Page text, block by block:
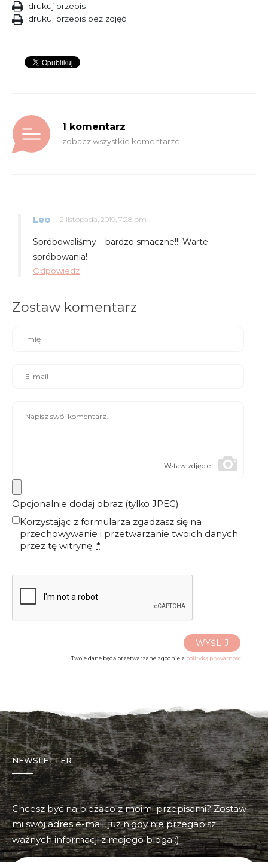
drukuj przepis
drukuj przepis bez zdjęć
1 komentarz
zobacz wszystkie komentarze
Leo 2 listopada, 2019, 7:28 pm
Spróbowaliśmy – bardzo smaczne!!! Warte
spróbowania!
Odpowiedz
Zostaw komentarz
Wstaw zdjęcie
Opcjonalnie dodaj obraz (tylko JPEG)
Korzystając z formularza zgadzasz się na
przechowywanie i przetwarzanie twoich danych
przez tę witrynę. *
WYŚLIJ
Twoje dane będą przetwarzane zgodnie z polityką prywatności.
NEWSLETTER
Chcesz być na bieżąco z moimi przepisami? Zostaw
mi swój adres e-mail, już nigdy nie przegapisz
ważnych informacji z mojego bloga :)